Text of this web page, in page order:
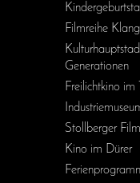
Filmreihe
Generationen
Freilichtkino im
Stollberger
Kino im Dürer